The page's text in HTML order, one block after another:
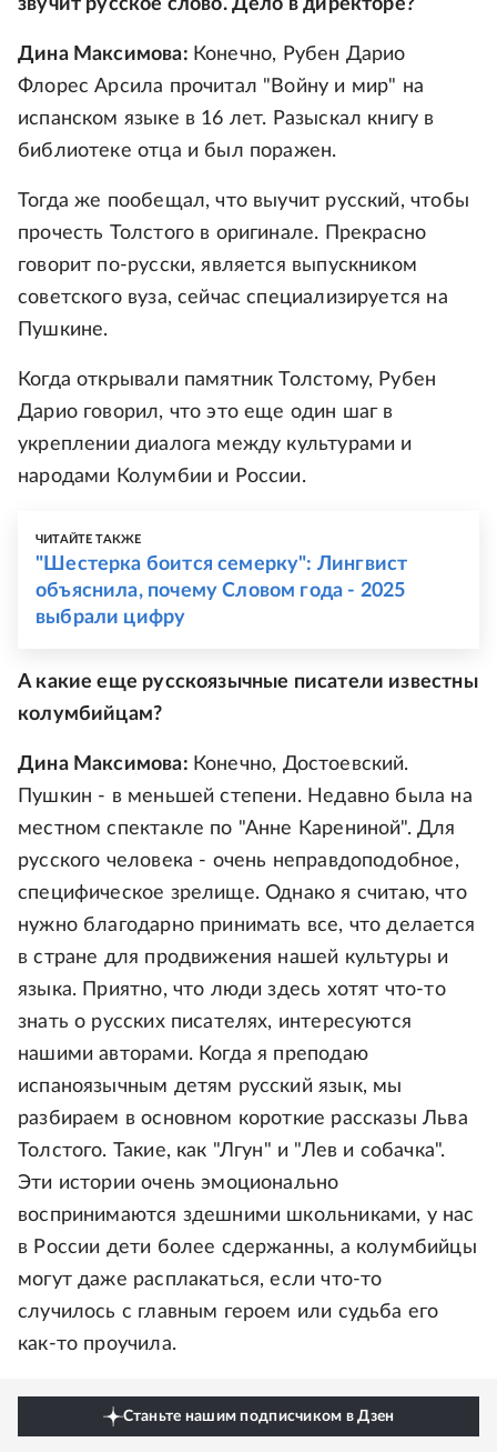
звучит русское слово. Дело в директоре?
Дина Максимова: Конечно, Рубен Дарио
Флорес Арсила прочитал "Войну и мир" на
испанском языке в 16 лет. Разыскал книгу в
библиотеке отца и был поражен.
Тогда же пообещал, что выучит русский, чтобы
прочесть Толстого в оригинале. Прекрасно
говорит по-русски, является выпускником
советского вуза, сейчас специализируется на
Пушкине.
Когда открывали памятник Толстому, Рубен
Дарио говорил, что это еще один шаг в
укреплении диалога между культурами и
народами Колумбии и России.
ЧИТАЙТЕ ТАКЖЕ
"Шестерка боится семерку": Лингвист
объяснила, почему Словом года - 2025
выбрали цифру
А какие еще русскоязычные писатели известны
колумбийцам?
Дина Максимова: Конечно, Достоевский.
Пушкин - в меньшей степени. Недавно была на
местном спектакле по "Анне Карениной". Для
русского человека - очень неправдоподобное,
специфическое зрелище. Однако я считаю, что
нужно благодарно принимать все, что делается
в стране для продвижения нашей культуры и
языка. Приятно, что люди здесь хотят что-то
знать о русских писателях, интересуются
нашими авторами. Когда я преподаю
испаноязычным детям русский язык, мы
разбираем в основном короткие рассказы Льва
Толстого. Такие, как "Лгун" и "Лев и собачка".
Эти истории очень эмоционально
воспринимаются здешними школьниками, у нас
в России дети более сдержанны, а колумбийцы
могут даже расплакаться, если что-то
случилось с главным героем или судьба его
как-то проучила.
Станьте нашим подписчиком в Дзен